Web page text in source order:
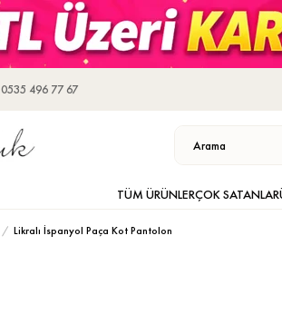
496 77 67
TÜM ÜRÜNLERÇOK SATANLAR
Likralı İspanyol Paça Kot Pantolon